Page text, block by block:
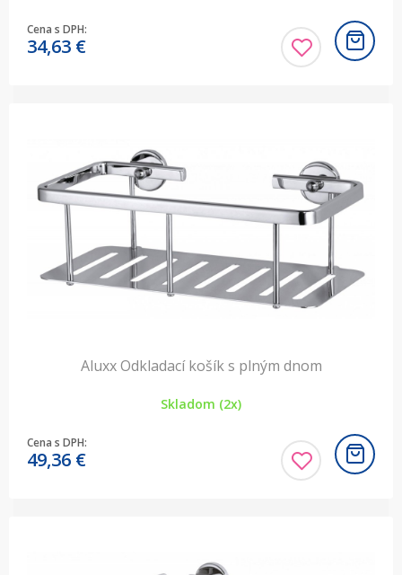
Cena s DPH:
34,63 €
Aluxx Odkladací košík s plným dnom
Skladom (2x)
Cena s DPH:
49,36 €